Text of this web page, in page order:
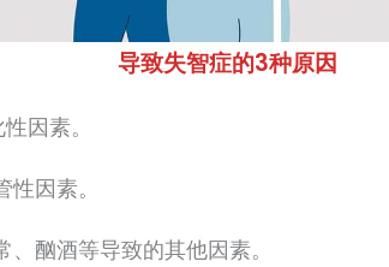
导致失智症的3种原因
因素。
因素。
酗酒等导致的其他因素。